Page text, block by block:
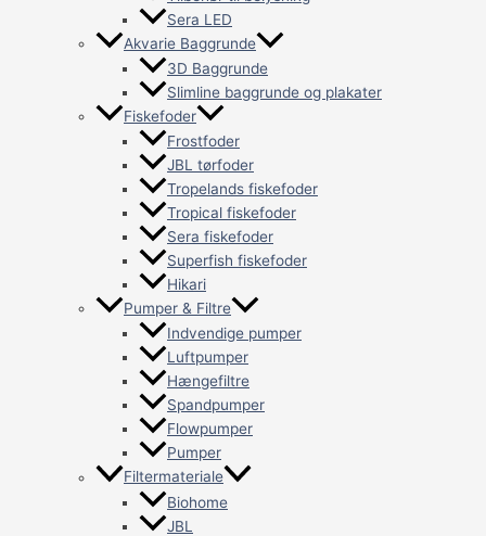
Sera LED
Akvarie Baggrunde
3D Baggrunde
Slimline baggrunde og plakater
Fiskefoder
Frostfoder
JBL tørfoder
Tropelands fiskefoder
Tropical fiskefoder
Sera fiskefoder
Superfish fiskefoder
Hikari
Pumper & Filtre
Indvendige pumper
Luftpumper
Hængefiltre
Spandpumper
Flowpumper
Pumper
Filtermateriale
Biohome
JBL